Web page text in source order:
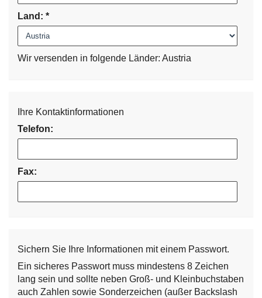
Land: *
Wir versenden in folgende Länder: Austria
Ihre Kontaktinformationen
Telefon:
Fax:
Sichern Sie Ihre Informationen mit einem Passwort.
Ein sicheres Passwort muss mindestens 8 Zeichen
lang sein und sollte neben Groß- und Kleinbuchstaben
auch Zahlen sowie Sonderzeichen (außer Backslash